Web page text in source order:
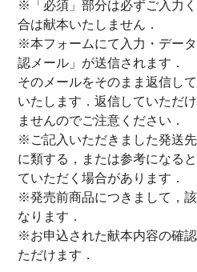
※「必須」部分は必ずご入力
合は献本いたしません．
※本フォームにて入力・デー
認メール」が送信されます．
そのメールをそのまま返信し
いたします．返信していただ
ませんのでご注意ください．
※ご記入いただきました発送
に類する，または参考になる
ていただく場合があります．
※発売前商品につきまして，
なります．
※お申込された献本内容の確認
ただけます．